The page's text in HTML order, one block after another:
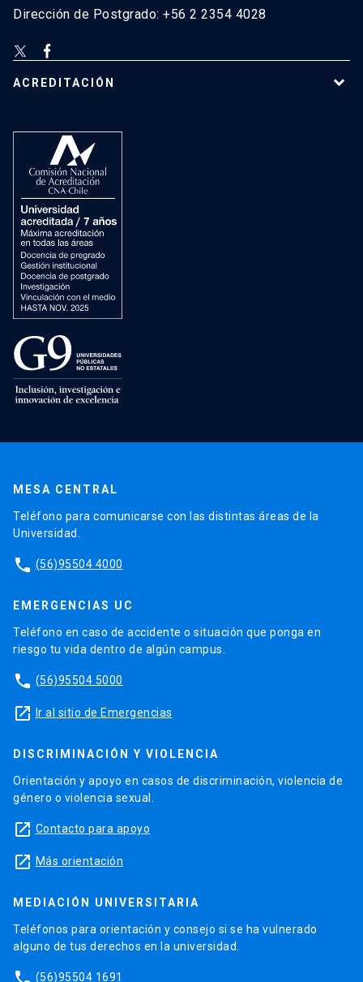
Dirección de Postgrado: +56 2 2354 4028
ACREDITACIÓN
MESA CENTRAL
Teléfono para comunicarse con las distintas áreas de la
Universidad.
phone (56)95504 4000
EMERGENCIAS UC
Teléfono en caso de accidente o situación que ponga en
riesgo tu vida dentro de algún campus.
phone (56)95504 5000
launch Ir al sitio de Emergencias
DISCRIMINACIÓN Y VIOLENCIA
Orientación y apoyo en casos de discriminación, violencia de
género o violencia sexual.
launch Contacto para apoyo
launch Más orientación
MEDIACIÓN UNIVERSITARIA
Teléfonos para orientación y consejo si se ha vulnerado
alguno de tus derechos en la universidad.
(56)95504 1691